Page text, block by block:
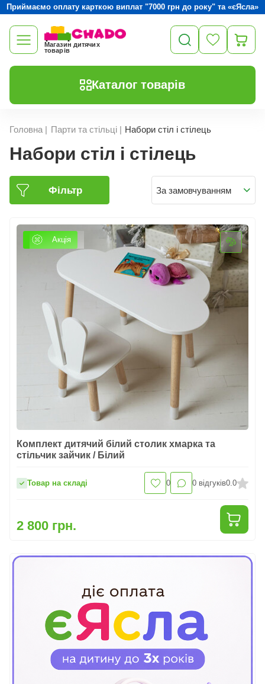
Приймаємо оплату карткою виплат "7000 грн до року" та «єЯсла»
Магазин дитячих
товарів
Каталог товарів
Головна | Парти та стільці| Набори стіл і стілець
Набори стіл і стілець
Фільтр За замовчуванням
Акція
Комплект дитячий білий столик хмарка та
стільчик зайчик / Білий
Товар на складі 0 0 відгуків0.0
2 800 грн.